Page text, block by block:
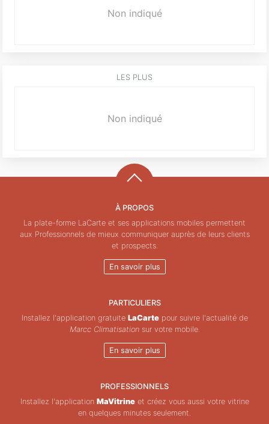
Non indiqué
LES PLUS
Non indiqué
À PROPOS
La plate-forme LaCarte et ses applications mobiles permettent
aux Professionnels de mieux communiquer auprès de leurs clients
et prospects.
En savoir plus
PARTICULIERS
Installez l'application gratuite LaCartepour suivre l'actualité de
Marcc Climatisationsur votre mobile.
En savoir plus
PROFESSIONNELS
Installez l'application MaVitrineet créez vous aussi votre vitrine
en quelques minutes seulement.